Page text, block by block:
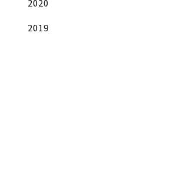
2020
2019